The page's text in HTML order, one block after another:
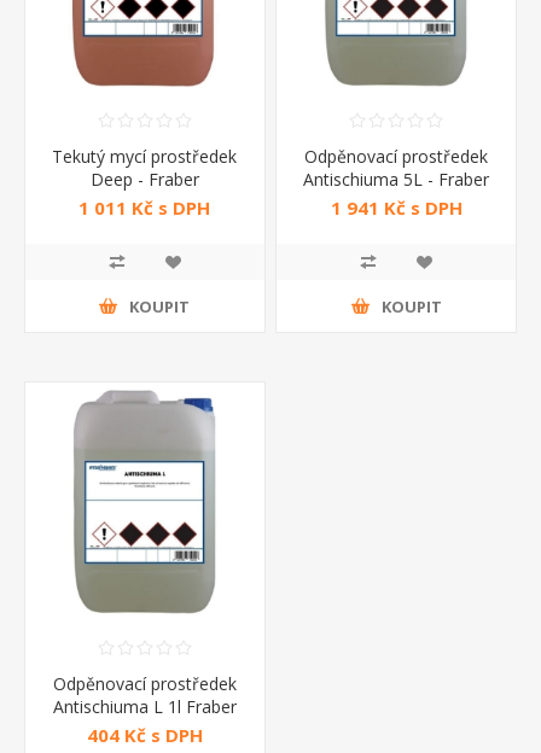
Tekutý mycí prostředek
Deep - Fraber
1 011 Kč s DPH
KOUPIT
Odpěnovací prostředek
Antischiuma 5L - Fraber
1 941 Kč s DPH
KOUPIT
Odpěnovací prostředek
Antischiuma L 1l Fraber
404 Kč s DPH